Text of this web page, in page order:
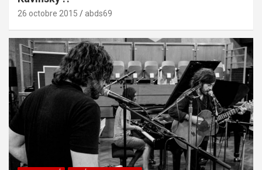
26 octobre 2015 abds69